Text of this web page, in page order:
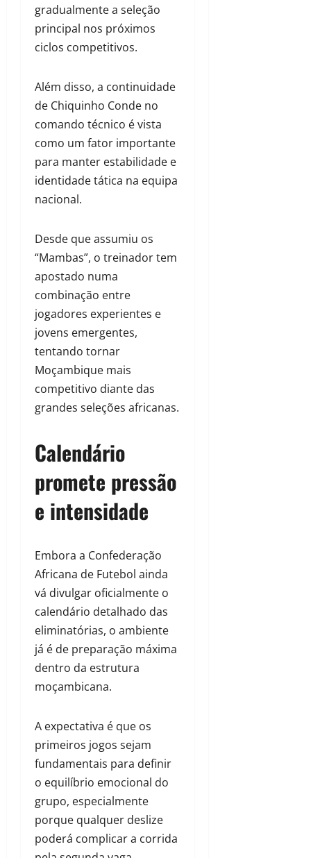
gradualmente a seleção
principal nos próximos
ciclos competitivos.
Além disso, a continuidade
de Chiquinho Conde no
comando técnico é vista
como um fator importante
para manter estabilidade e
identidade tática na equipa
nacional.
Desde que assumiu os
“Mambas”, o treinador tem
apostado numa
combinação entre
jogadores experientes e
jovens emergentes,
tentando tornar
Moçambique mais
competitivo diante das
grandes seleções africanas.
Calendário
promete pressão
e intensidade
Embora a Confederação
Africana de Futebol ainda
vá divulgar oficialmente o
calendário detalhado das
eliminatórias, o ambiente
já é de preparação máxima
dentro da estrutura
moçambicana.
A expectativa é que os
primeiros jogos sejam
fundamentais para definir
o equilíbrio emocional do
grupo, especialmente
porque qualquer deslize
poderá complicar a corrida